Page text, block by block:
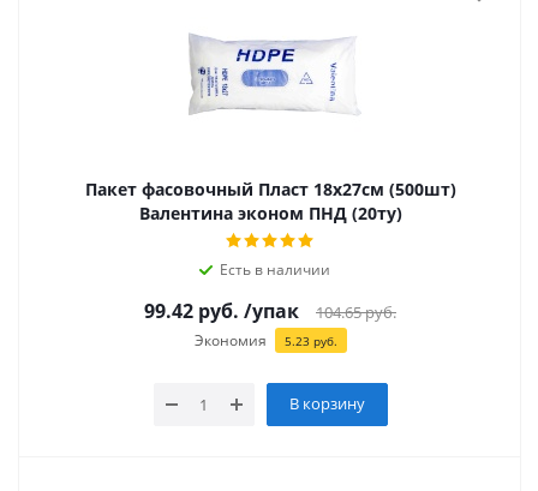
Пакет фасовочный Пласт 18х27см (500шт)
Валентина эконом ПНД (20ту)
Есть в наличии
99.42 руб. /упак 104.65руб.
Экономия 5.23 руб.
В корзину